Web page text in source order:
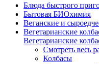
Блюда быстрого
Бытовая БИОхимия
Веганские и
Вегетарианские
Вегетарианские
Смотреть весь
Колбасы